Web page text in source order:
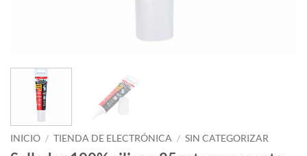
INICIO / TIENDA DE ELECTRÓNICA / SIN CATEGORIZAR